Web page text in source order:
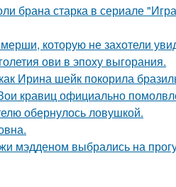
брана старка в сериале
которую не захотели
ови в эпоху выгорания.
Ирина шейк покорила
кравиц официально
обернулось ловушкой.
мэдденом выбрались на